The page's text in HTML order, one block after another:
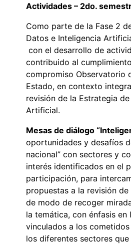
Actividades – 2do.
Como parte de la Fase 2
Datos e Inteligencia
con el desarrollo de
contribuido al
compromiso Observatorio
Estado, en contexto
revisión de la Estrategia
Artificial.
Mesas de diálogo
oportunidades y desafíos
nacional” con sectores y
interés identificados en el
participación, para
propuestas a la revisión
de modo de recoger
la temática, con énfasis en
vinculados a los
los diferentes sectores